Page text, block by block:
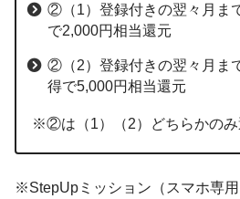
②（1）登録付きの翌々月ま
で2,000円相当還元
②（2）登録付きの翌々月ま
得で5,000円相当還元
※②は（1）（2）どちらかのみ
※StepUpミッション（スマホ専